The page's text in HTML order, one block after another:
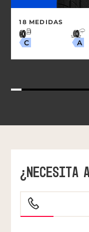
18 MEDIDAS
C A
¿NECESITA